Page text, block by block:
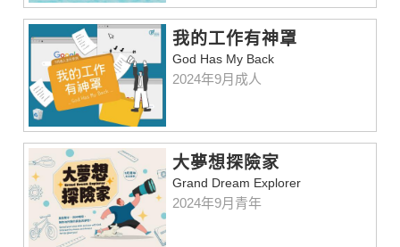
我的工作有神罩
God Has My Back
2024年9月成人
大夢想探險家
Grand Dream Explorer
2024年9月青年